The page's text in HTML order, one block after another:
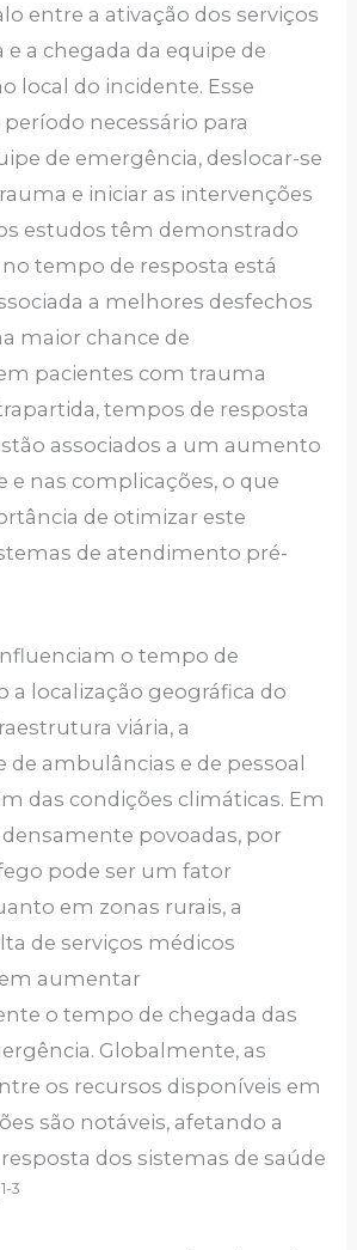
entre a ativação dos serviços
a chegada da equipe de
local do incidente. Esse
necessário para
de emergência, deslocar-se
e iniciar as intervenções
estudos têm demonstrado
tempo de resposta está
a melhores desfechos
maior chance de
pacientes com trauma
tempos de resposta
associados a um aumento
e nas complicações, o que
de otimizar este
de atendimento pré-
o tempo de
a localização geográfica do
viária, a
de ambulâncias e de pessoal
das condições climáticas. Em
povoadas, por
pode ser um fator
em zonas rurais, a
de serviços médicos
aumentar
o tempo de chegada das
Globalmente, as
os recursos disponíveis em
são notáveis, afetando a
dos sistemas de saúde
1-3